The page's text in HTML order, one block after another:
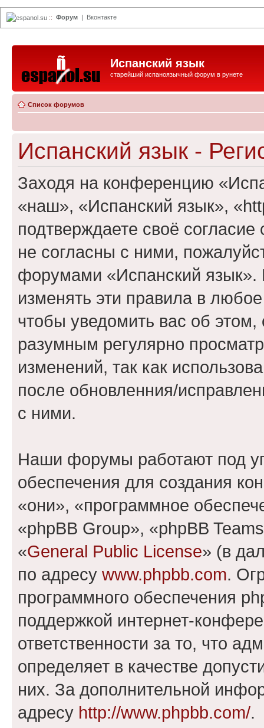
espanol.su :: Форум | Вконтакте
Испанский язык
старейший испаноязычный форум в рунете
Список форумов
Испанский язык -
Заходя на конференцию
«наш», «Испанский язык»,
подтверждаете своё
не согласны с ними,
форумами «Испанский
изменять эти правила в
чтобы уведомить вас об
разумным регулярно
изменений, так как
после обновленния/
с ними.
Наши форумы работают под
обеспечения для создания
«они», «программное
«phpBB Group», «phpBB
«General Public License» (в
по адресу www.phpbb.com.
программного обеспечения
поддержкой интернет-
ответственности за то, что
определяет в качестве
них. За дополнительной
адресу http://www.phpbb.com/.